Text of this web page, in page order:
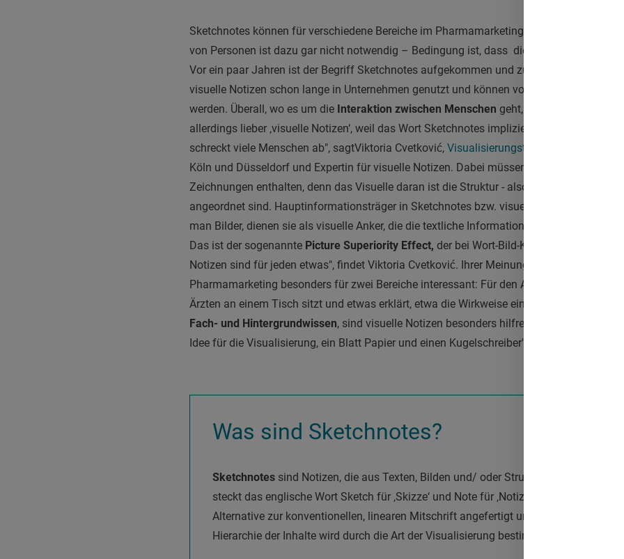
Sketchnotes können für verschiedene Bereiche im Pharmamarketing interessant sein.
von Personen ist dazu gar nicht notwendig – Bedingung ist, dass die Abfolge
Vor ein paar Jahren ist der Begriff Sketchnotes aufgekommen und zu einer Art Trend
visuelle Notizen schon lange in Unternehmen genutzt und können vor allem im
werden. Überall, wo es um die Interaktion zwischen Menschen geht, funktionieren
allerdings lieber ‚visuelle Notizen‘, weil das Wort Sketchnotes impliziert, dass man
schreckt viele Menschen ab", sagtViktoria Cvetković, Visualisierungstrainerin,
Köln und Düsseldorf und Expertin für visuelle Notizen. Dabei müssen visuelle Notizen
Zeichnungen enthalten, denn das Visuelle daran ist die Struktur - also wie die Inhalte der
angeordnet sind. Hauptinformationsträger in Sketchnotes bzw. visuellen Notizen ist
man Bilder, dienen sie als visuelle Anker, die die textliche Information unterstützen und
Das ist der sogenannte Picture Superiority Effect, der bei Wort-Bild-Kombinationen zum
Notizen sind für jeden etwas", findet Viktoria Cvetković. Ihrer Meinung nach sind visuelle
Pharmamarketing besonders für zwei Bereiche interessant: Für den Außendienst, wenn
Ärzten an einem Tisch sitzt und etwas erklärt, etwa die Wirkweise eines neuen Wirkstoffs.
Fach- und Hintergrundwissen, sind visuelle Notizen besonders hilfreich. "Dazu braucht
Idee für die Visualisierung, ein Blatt Papier und einen Kugelschreiber", beteuert sie.
Was sind Sketchnotes?
Sketchnotes sind Notizen, die aus Texten, Bilden und/ oder Strukturen bestehen
steckt das englische Wort Sketch für ‚Skizze‘ und Note für ‚Notiz'. Sketchnotes
Alternative zur konventionellen, linearen Mitschrift angefertigt und sind meist nicht
Hierarchie der Inhalte wird durch die Art der Visualisierung bestimmt.